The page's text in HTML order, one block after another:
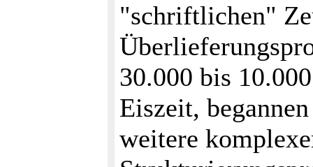
"schriftlichen"
30.000 bis
Eiszeit,
weitere